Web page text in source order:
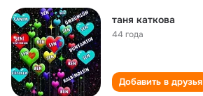
таня каткова
44 года
Добавить в друзья